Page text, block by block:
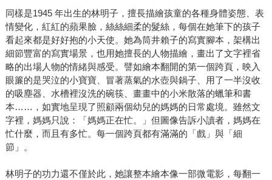
同樣是1945 年出生的林明子，擅長描繪孩童的各種身體姿態、表
情變化，紅紅的蘋果臉，絲絲細柔的髮絲，每個在她筆下的孩子
看起來都是好好抱的小天使。她為筒井賴子的寫實腳本，架構出
細節豐富的寫實場景，也用她擅長的人物描繪，畫出了文字裡省
略的出場人物的情緒與感受。譬如繪本翻開的第一個跨頁，映入
眼簾的是哭泣的小寶寶、冒著蒸氣的水壺與鍋子、用了一半沒收
的吸塵器、水槽裡沒洗的碗筷、畫畫中的小米散落的蠟筆和書
本……，如實地呈現了照顧兩個幼兒的媽媽的日常處境。雖然文
字裡，媽媽只說：「媽媽正在忙。」但圖像告訴小讀者，媽媽在
忙什麼，而且有多忙。每一個跨頁都有滿滿的「戲」與「細
節」。
林明子的功力還不僅於此，她讓整本繪本像一部微電影，每翻一